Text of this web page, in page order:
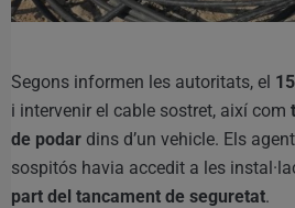
Segons informen les autoritats, el
i intervenir el cable sostret, així com
de podar dins d’un vehicle. Els
sospitós havia accedit a les
part del tancament de seguretat.